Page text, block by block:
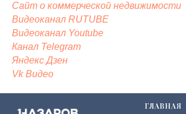
Сайт о коммерческой недвижимости
Видеоканал RUTUBE
Видеоканал Youtube
Канал Telegram
ЯндексДзен
Vk Видео
ГЛАВНАЯ